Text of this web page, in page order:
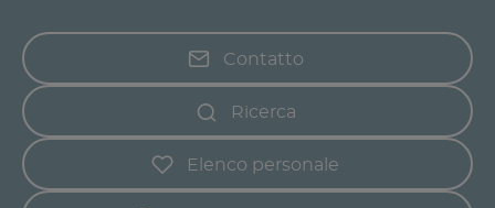
Contatto
Ricerca
Elenco personale